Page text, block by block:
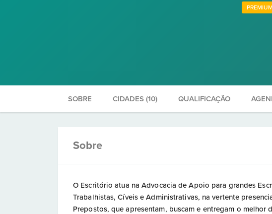
PREMIUM
SOBRE CIDADES (10) QUALIFICAÇÃO
Sobre
O Escritório atua na Advocacia de Apoio para grandes
Trabalhistas, Cíveis e Administrativas, na vertente
Prepostos, que apresentam, buscam e entregam o melhor